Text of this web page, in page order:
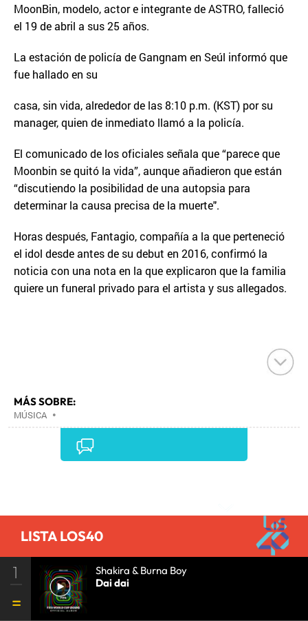
MoonBin, modelo, actor e integrante de ASTRO, falleció
el 19 de abril a sus 25 años.
La estación de policía de Gangnam en Seúl informó que
fue hallado en su
casa, sin vida, alrededor de las 8:10 p.m. (KST) por su
manager, quien de inmediato llamó a la policía.
El comunicado de los oficiales señala que “parece que
Moonbin se quitó la vida”, aunque añadieron que están
“discutiendo la posibilidad de una autopsia para
determinar la causa precisa de la muerte".
Horas después, Fantagio, compañía a la que perteneció
el idol desde antes de su debut en 2016, confirmó la
noticia con una nota en la que explicaron que la familia
quiere un funeral privado para el artista y sus allegados.
MÁS SOBRE:
MÚSICA •
LISTA LOS40
1
Shakira & Burna Boy
Dai dai